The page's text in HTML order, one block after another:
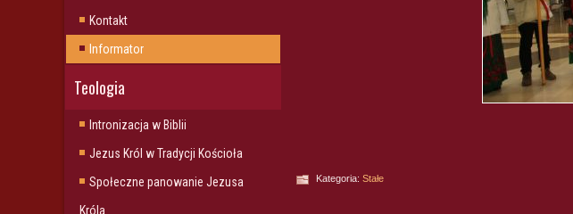
Kontakt
Informator
Teologia
Intronizacja w Biblii
Jezus Król w Tradycji Kościoła
Społeczne panowanie Jezusa
Króla
Kategoria: Stałe